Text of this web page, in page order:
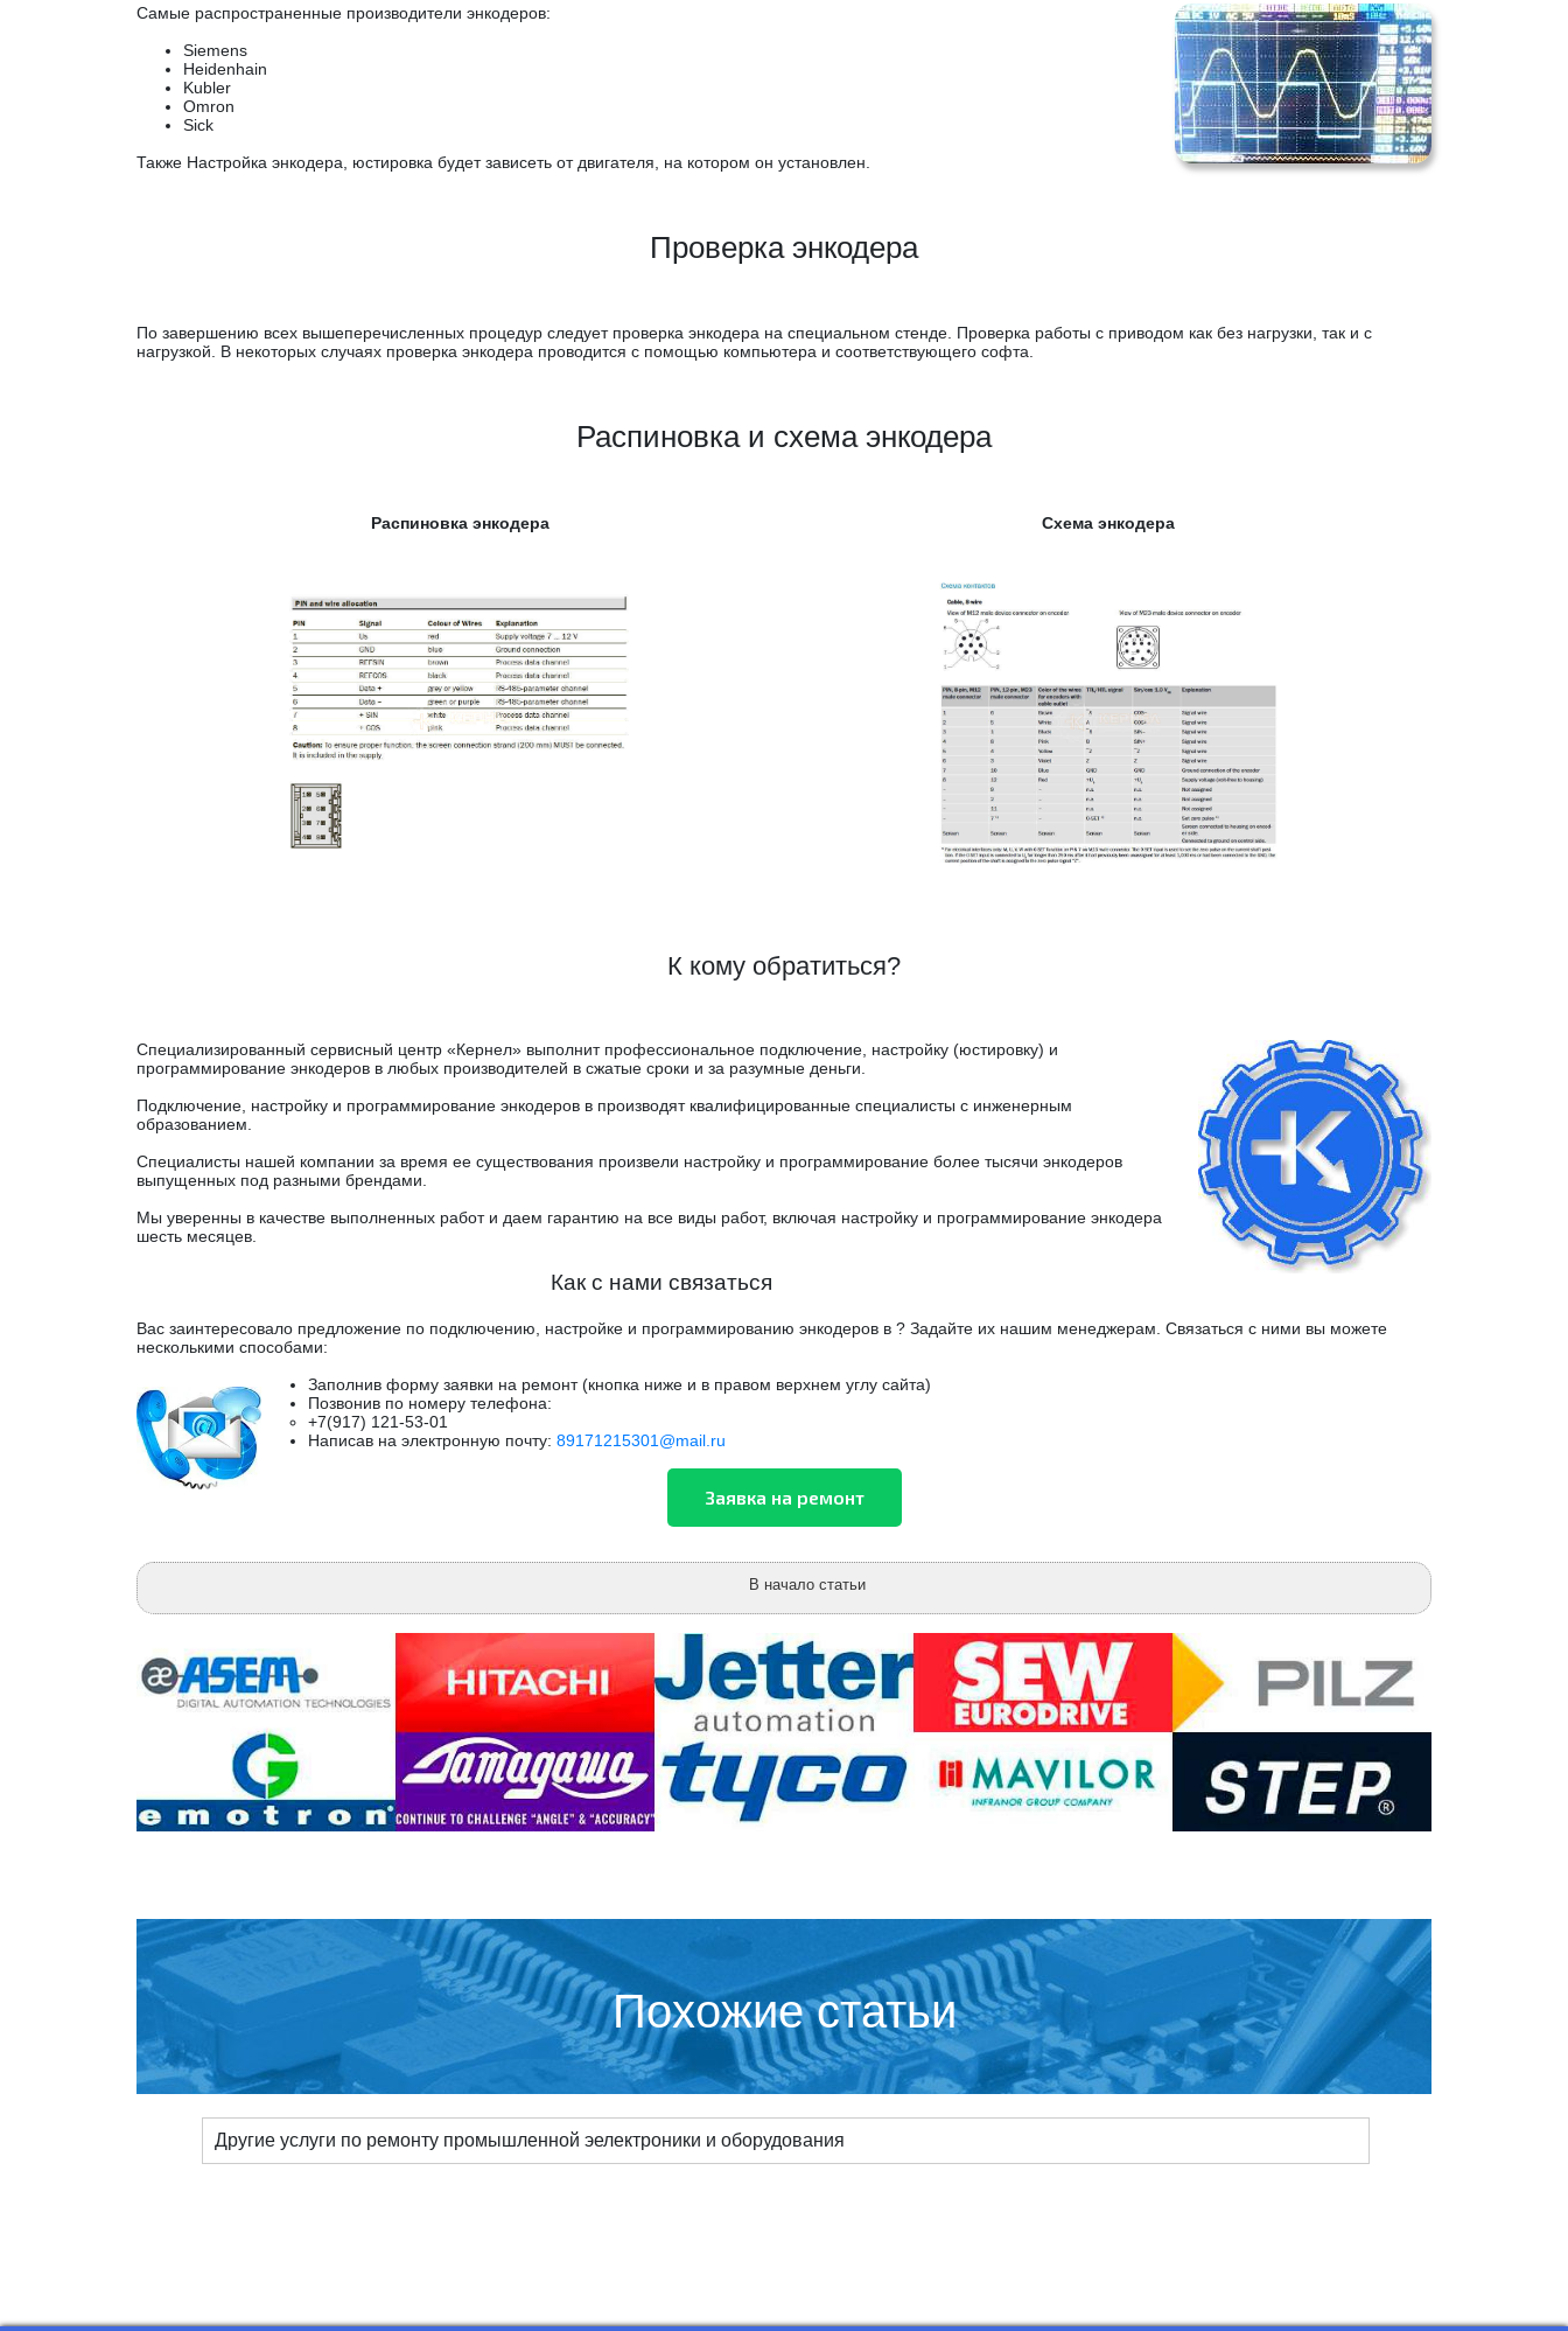
Самые распространенные производители энкодеров:
Siemens
Heidenhain
Kubler
Omron
Sick
Также Настройка энкодера, юстировка будет зависеть от двигателя, на котором он установлен.
Проверка энкодера
По завершению всех вышеперечисленных процедур следует проверка энкодера на специальном стенде. Проверка работы с приводом как без нагрузки, так и с
нагрузкой. В некоторых случаях проверка энкодера проводится с помощью компьютера и соответствующего софта.
Распиновка и схема энкодера
Распиновка энкодера Схема энкодера
К кому обратиться?
Специализированный сервисный центр «Кернел» выполнит профессиональное подключение, настройку (юстировку) и
программирование энкодеров в любых производителей в сжатые сроки и за разумные деньги.
Подключение, настройку и программирование энкодеров в производят квалифицированные специалисты с инженерным
образованием.
Специалисты нашей компании за время ее существования произвели настройку и программирование более тысячи энкодеров
выпущенных под разными брендами.
Мы уверенны в качестве выполненных работ и даем гарантию на все виды работ, включая настройку и программирование энкодера
шесть месяцев.
Как с нами связаться
Вас заинтересовало предложение по подключению, настройке и программированию энкодеров в ? Задайте их нашим менеджерам. Связаться с ними вы можете
несколькими способами:
Заполнив форму заявки на ремонт (кнопка ниже и в правом верхнем углу сайта)
Позвонив по номеру телефона:
+7(917) 121-53-01
Написав на электронную почту: 89171215301@mail.ru
В начало статьи
Похожие статьи
Другие услуги по ремонту промышленной эелектроники и оборудования